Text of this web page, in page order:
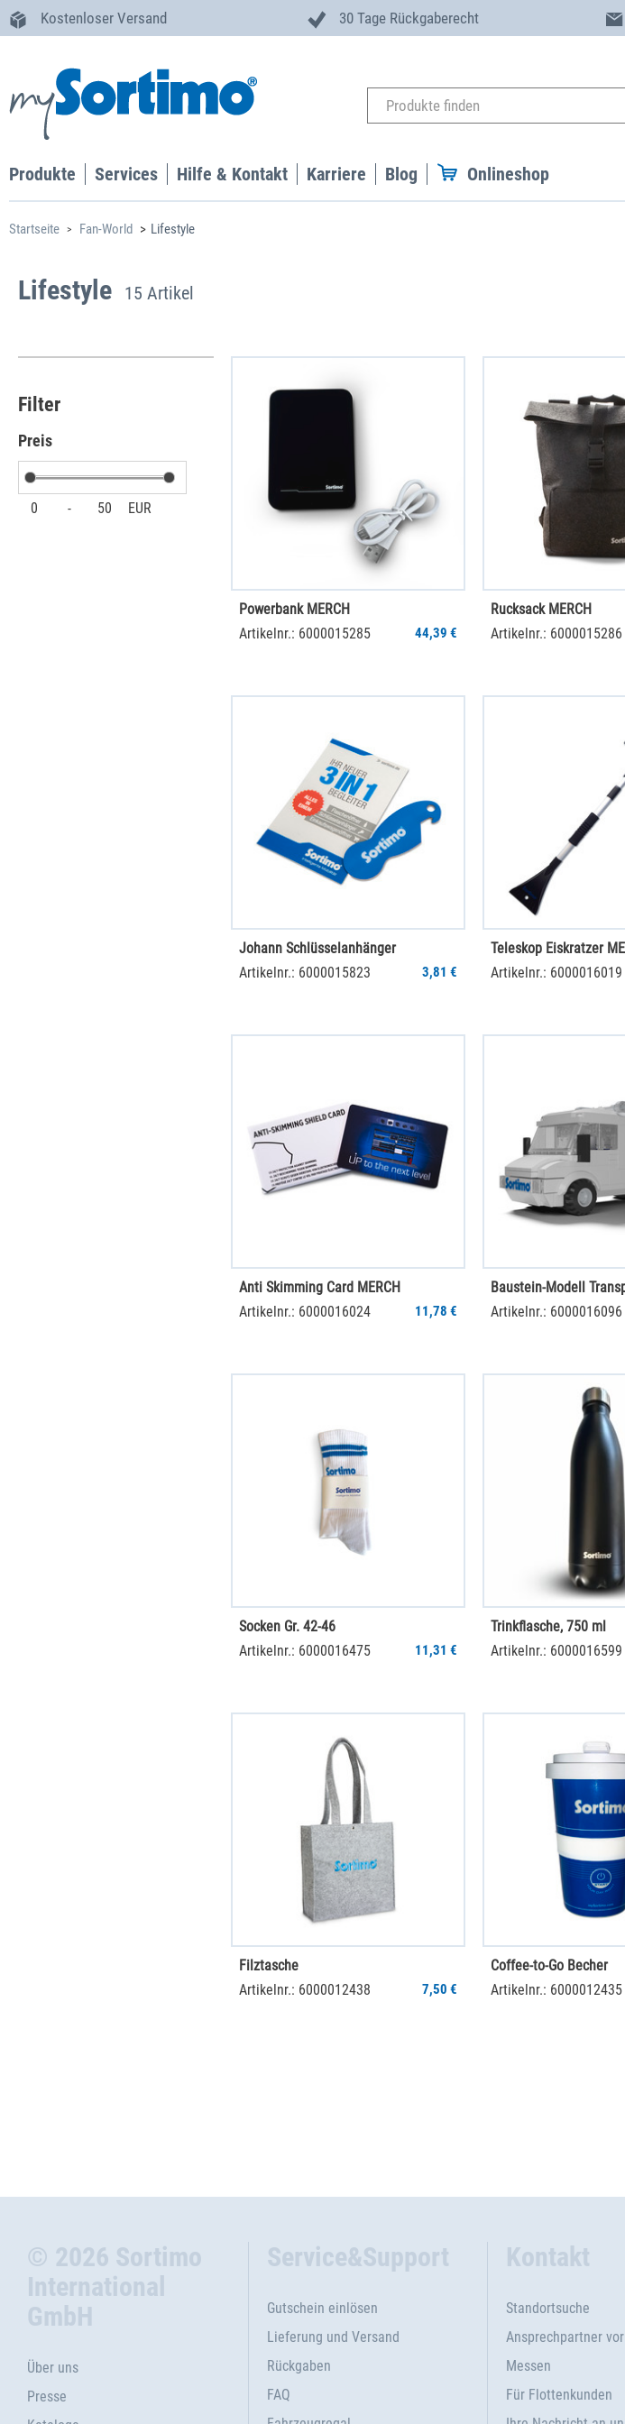
Kostenloser Versand 30 Tage Rückgaberecht
Produkte Services Hilfe & Kontakt Karriere Blog Onlineshop
Startseite Fan-World Lifestyle
Lifestyle 15 Artikel
Filter
Preis
0 - 50 EUR
Powerbank MERCH
Artikelnr.: 6000015285
44,39 €
Rucksack MERCH
Artikelnr.: 6000015286
Johann Schlüsselanhänger
Artikelnr.: 6000015823
3,81 €
Teleskop Eiskratzer
Artikelnr.: 6000016019
Anti Skimming Card MERCH
Artikelnr.: 6000016024
11,78 €
Baustein-Modell
Artikelnr.: 6000016096
Socken Gr. 42-46
Artikelnr.: 6000016475
11,31 €
Trinkflasche, 750 ml
Artikelnr.: 6000016599
Filztasche
Artikelnr.: 6000012438
7,50 €
Coffee-to-Go Becher
Artikelnr.: 6000012435
© 2026 Sortimo
International
GmbH
Über uns
Presse
Service&Support
Gutschein einlösen
Lieferung und Versand
Rückgaben
FAQ
Kontakt
Standortsuche
Ansprechpartner
Messen
Für Flottenkunden